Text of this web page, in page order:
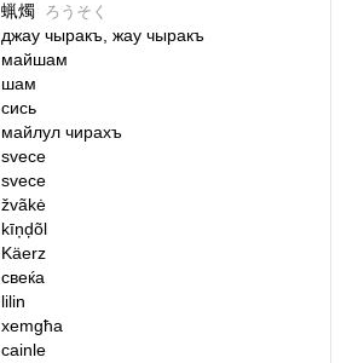
蝋燭 ろうそく
джау чыракъ, жау чыракъ
майшам
шам
сись
майлул чирахъ
svece
svece
žvãkė
kīņḑõl
Käerz
свеќа
lilin
xemgħa
cainle